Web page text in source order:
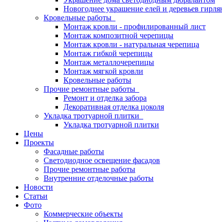
Новогоднее украшение елей и деревьев
Кровельные работы
Монтаж кровли - профилированный лист
Монтаж композитной черепицы
Монтаж кровли - натуральная черепица
Монтаж гибкой черепицы
Монтаж металлочерепицы
Монтаж мягкой кровли
Кровельные работы
Прочие ремонтные работы
Ремонт и отделка забора
Декоративная отделка цоколя
Укладка тротуарной плитки
Укладка тротуарной плитки
Цены
Проекты
Фасадные работы
Светодиодное освещение фасадов
Прочие ремонтные работы
Внутренние отделочные работы
Новости
Статьи
Фото
Коммерческие объекты